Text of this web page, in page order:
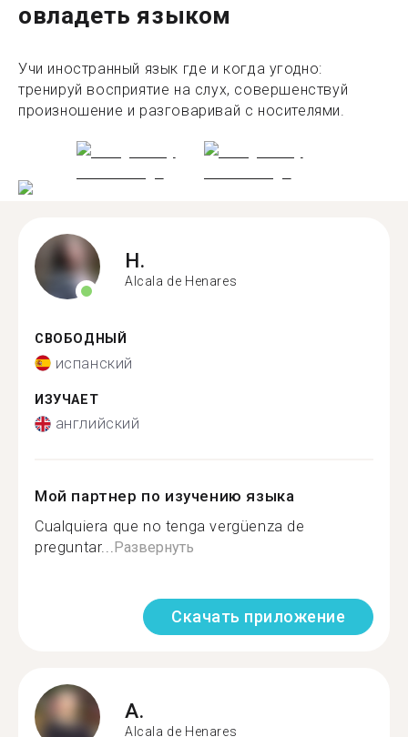
овладеть языком
Учи иностранный язык где и когда угодно:
тренируй восприятие на слух, совершенствуй
произношение и разговаривай с носителями.
H.
Alcala de Henares
СВОБОДНЫЙ
испанский
ИЗУЧАЕТ
английский
Мой партнер по изучению языка
Cualquiera que no tenga vergüenza de
preguntar...Развернуть
Скачать приложение
A.
Alcala de Henares